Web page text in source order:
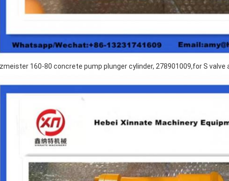
160-80 concrete pump plunger cylinder, 278901009,for S valve